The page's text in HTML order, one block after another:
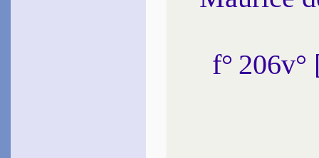
f°